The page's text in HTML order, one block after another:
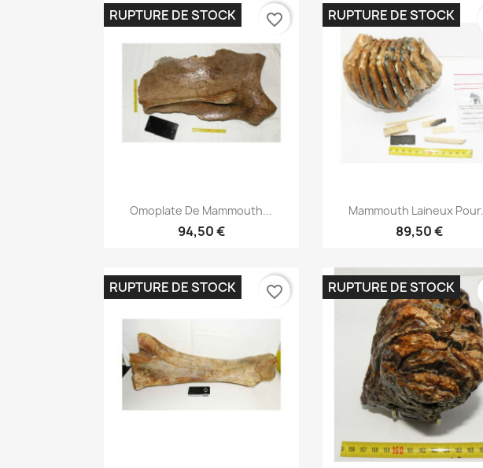
Aperçu rapide
Omoplate De Mammouth...
94,50 €
RUPTURE DE STOCK favorite_border
Aperçu rapide
Mammouth Laineux
89,50 €
RUPTURE DE STOCK
RUPTURE DE STOCK favorite_border RUPTURE DE STOCK